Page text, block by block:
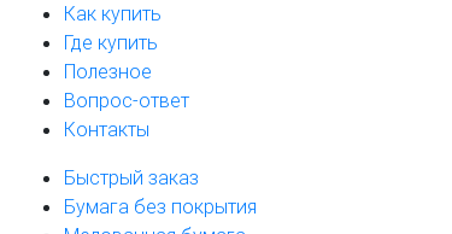
Как купить
Где купить
Полезное
Вопрос-ответ
Контакты
Быстрый заказ
Бумага без покрытия